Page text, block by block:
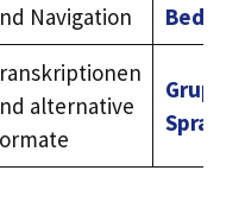
Navigation
alternative